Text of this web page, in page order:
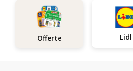
Offerte Lidl